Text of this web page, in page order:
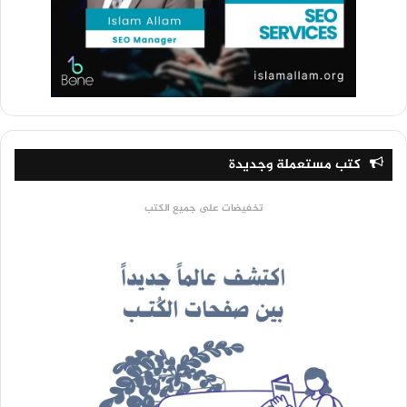
كتب مستعملة وجديدة
تخفيضات على جميع الكتب